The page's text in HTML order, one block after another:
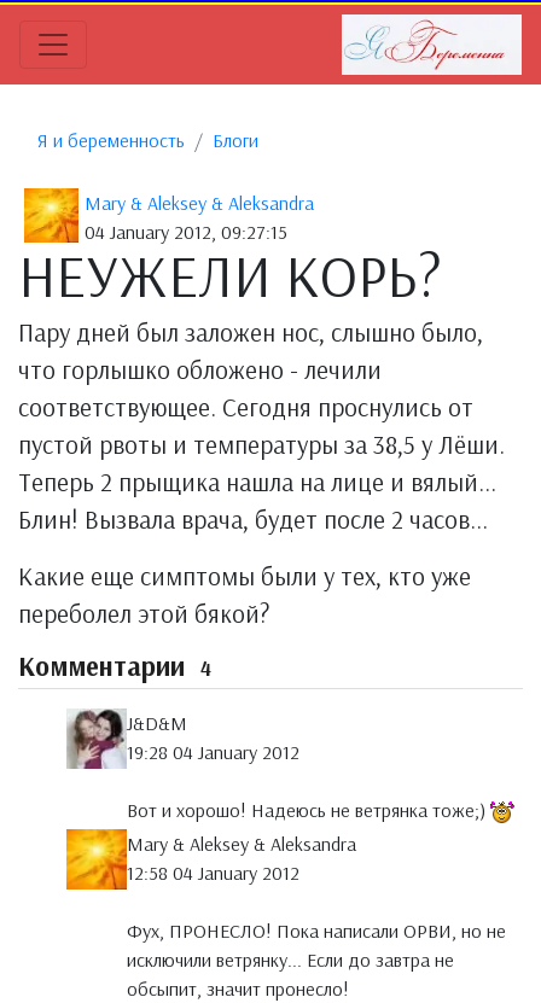
Я и беременность Блоги
Mary & Aleksey & Aleksandra
04 January 2012, 09:27:15
НЕУЖЕЛИ КОРЬ?
Пару дней был заложен нос, слышно было,
что горлышко обложено - лечили
соответствующее. Сегодня проснулись от
пустой рвоты и температуры за 38,5 у Лёши.
Теперь 2 прыщика нашла на лице и вялый...
Блин! Вызвала врача, будет после 2 часов...
Какие еще симптомы были у тех, кто уже
переболел этой бякой?
Комментарии 4
J&D&M
19:28 04 January 2012
Вот и хорошо! Надеюсь не ветрянка тоже;)
Mary & Aleksey & Aleksandra
12:58 04 January 2012
Фух, ПРОНЕСЛО! Пока написали ОРВИ, но не
исключили ветрянку... Если до завтра не
обсыпит, значит пронесло!